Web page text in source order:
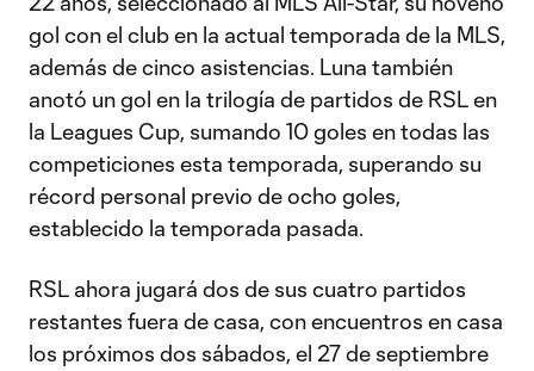
gol con el club en la actual temporada de la MLS,
además de cinco asistencias. Luna también
anotó un gol en la trilogía de partidos de RSL en
la Leagues Cup, sumando 10 goles en todas las
competiciones esta temporada, superando su
récord personal previo de ocho goles,
establecido la temporada pasada.
RSL ahora jugará dos de sus cuatro partidos
restantes fuera de casa, con encuentros en casa
los próximos dos sábados, el 27 de septiembre